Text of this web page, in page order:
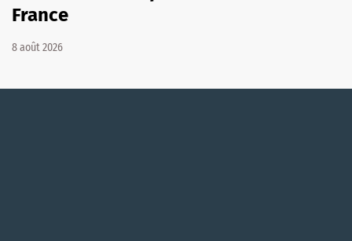
France
8 août 2026